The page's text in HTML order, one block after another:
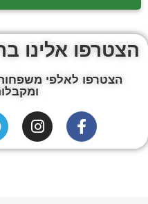
הצטרפו אלינו
הצטרפו לאלפי